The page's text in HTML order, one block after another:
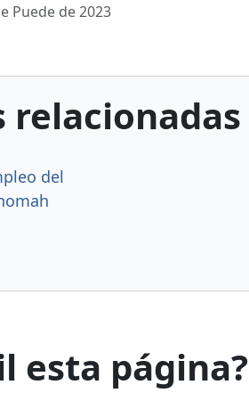
Puede de 2023
relacionadas
del
esta página?